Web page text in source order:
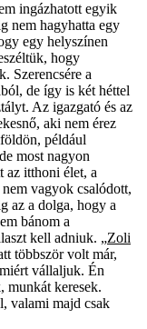
ingázhatott egyik
nem hagyhatta egy
egy helyszínen
hogy
Szerencsére a
de így is két héttel
Az igazgató és az
aki nem érez
például
most nagyon
az itthoni élet, a
vagyok csalódott,
az a dolga, hogy a
bánom a
kell adniuk. „Zoli
többször volt már,
vállaljuk. Én
munkát keresek.
valami majd csak